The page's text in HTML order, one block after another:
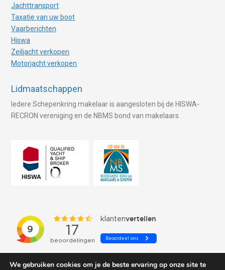
Jachttransport
Taxatie van uw boot
Vaarberichten
Hiswa
Zeiljacht verkopen
Motorjacht verkopen
Lidmaatschappen
Iedere Schepenkring makelaar is aangesloten bij de HISWA-
RECRON vereniging en de NBMS bond van makelaars.
We gebruiken cookies om je de beste ervaring op onze site te